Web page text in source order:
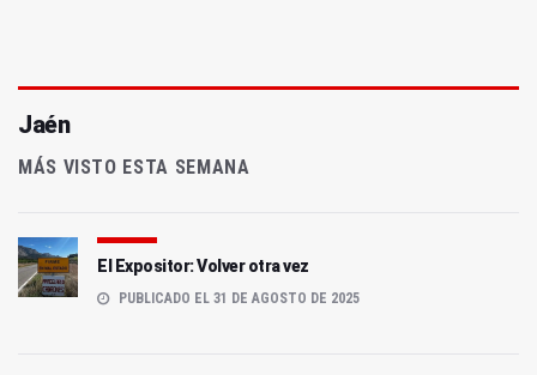
Jaén
MÁS VISTO ESTA SEMANA
El Expositor: Volver otra vez
PUBLICADO EL 31 DE AGOSTO DE 2025